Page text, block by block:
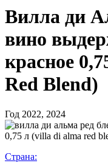
Вилла ди
вино
красное
Red Blend)
Год 2022, 2024
Страна: